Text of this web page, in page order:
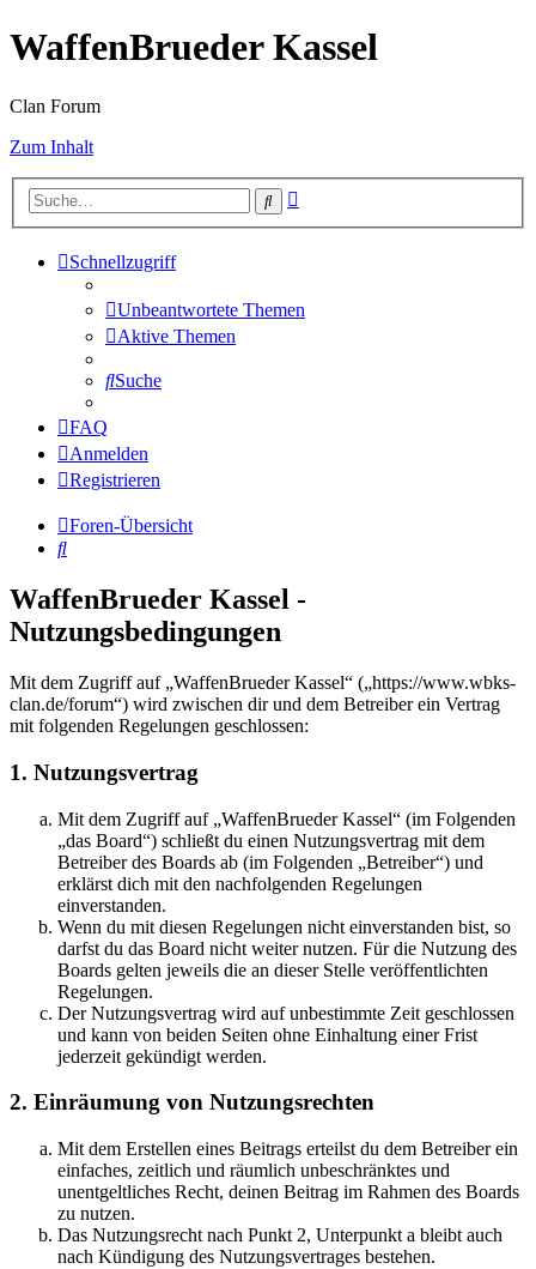
WaffenBrueder Kassel
Clan Forum
Zum Inhalt
Suche
Schnellzugriff
Unbeantwortete Themen
Aktive Themen
Suche
FAQ
Anmelden
Registrieren
Foren-Übersicht
Suche
WaffenBrueder Kassel -
Nutzungsbedingungen
Mit dem Zugriff auf „WaffenBrueder Kassel“ („https://www.wbks-
clan.de/forum“) wird zwischen dir und dem Betreiber ein Vertrag
mit folgenden Regelungen geschlossen:
1. Nutzungsvertrag
Mit dem Zugriff auf „WaffenBrueder Kassel“ (im Folgenden
„das Board“) schließt du einen Nutzungsvertrag mit dem
Betreiber des Boards ab (im Folgenden „Betreiber“) und
erklärst dich mit den nachfolgenden Regelungen
einverstanden.
Wenn du mit diesen Regelungen nicht einverstanden bist, so
darfst du das Board nicht weiter nutzen. Für die Nutzung des
Boards gelten jeweils die an dieser Stelle veröffentlichten
Regelungen.
Der Nutzungsvertrag wird auf unbestimmte Zeit geschlossen
und kann von beiden Seiten ohne Einhaltung einer Frist
jederzeit gekündigt werden.
2. Einräumung von Nutzungsrechten
Mit dem Erstellen eines Beitrags erteilst du dem Betreiber ein
einfaches, zeitlich und räumlich unbeschränktes und
unentgeltliches Recht, deinen Beitrag im Rahmen des Boards
zu nutzen.
Das Nutzungsrecht nach Punkt 2, Unterpunkt a bleibt auch
nach Kündigung des Nutzungsvertrages bestehen.